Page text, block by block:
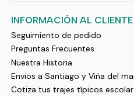
INFORMACIÓN AL CLIENTE
Seguimiento de pedido
Preguntas Frecuentes
Nuestra Historia
Envios a Santiago y Viña del
Cotiza tus trajes típicos